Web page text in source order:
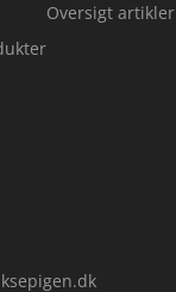
Oversigt artikler